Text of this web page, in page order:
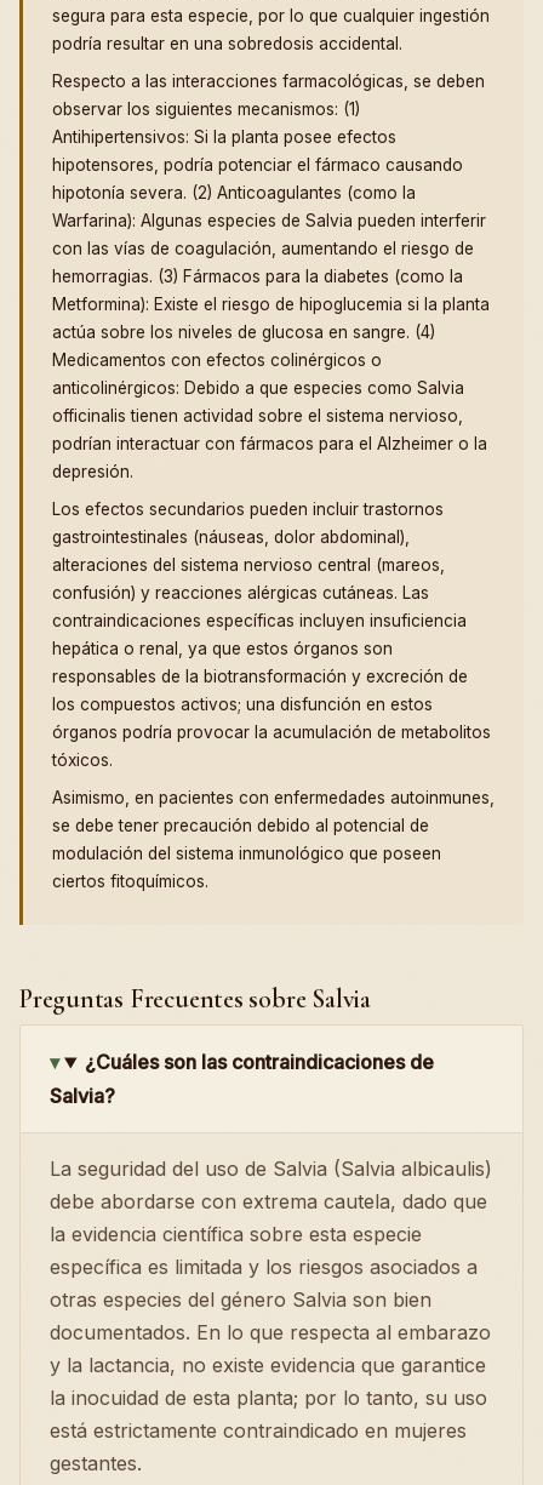
segura para esta especie, por lo que cualquier ingestión
podría resultar en una sobredosis accidental.
Respecto a las interacciones farmacológicas, se deben
observar los siguientes mecanismos: (1)
Antihipertensivos: Si la planta posee efectos
hipotensores, podría potenciar el fármaco causando
hipotonía severa. (2) Anticoagulantes (como la
Warfarina): Algunas especies de Salvia pueden interferir
con las vías de coagulación, aumentando el riesgo de
hemorragias. (3) Fármacos para la diabetes (como la
Metformina): Existe el riesgo de hipoglucemia si la planta
actúa sobre los niveles de glucosa en sangre. (4)
Medicamentos con efectos colinérgicos o
anticolinérgicos: Debido a que especies como Salvia
officinalis tienen actividad sobre el sistema nervioso,
podrían interactuar con fármacos para el Alzheimer o la
depresión.
Los efectos secundarios pueden incluir trastornos
gastrointestinales (náuseas, dolor abdominal),
alteraciones del sistema nervioso central (mareos,
confusión) y reacciones alérgicas cutáneas. Las
contraindicaciones específicas incluyen insuficiencia
hepática o renal, ya que estos órganos son
responsables de la biotransformación y excreción de
los compuestos activos; una disfunción en estos
órganos podría provocar la acumulación de metabolitos
tóxicos.
Asimismo, en pacientes con enfermedades autoinmunes,
se debe tener precaución debido al potencial de
modulación del sistema inmunológico que poseen
ciertos fitoquímicos.
Preguntas Frecuentes sobre Salvia
¿Cuáles son las contraindicaciones de
Salvia?
La seguridad del uso de Salvia (Salvia albicaulis)
debe abordarse con extrema cautela, dado que
la evidencia científica sobre esta especie
específica es limitada y los riesgos asociados a
otras especies del género Salvia son bien
documentados. En lo que respecta al embarazo
y la lactancia, no existe evidencia que garantice
la inocuidad de esta planta; por lo tanto, su uso
está estrictamente contraindicado en mujeres
gestantes.